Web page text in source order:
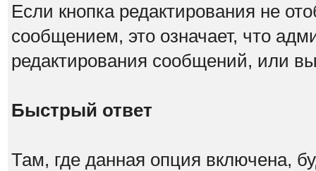
Если кнопка редактирования не
сообщением, это означает, что
редактирования сообщений, или
Быстрый ответ
Там, где данная опция включена,